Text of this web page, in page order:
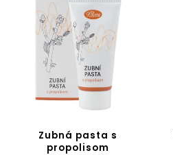
Zubná pasta s
propolisom